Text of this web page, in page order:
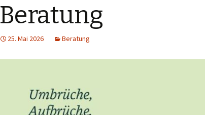
Beratung
25. Mai 2026 Beratung